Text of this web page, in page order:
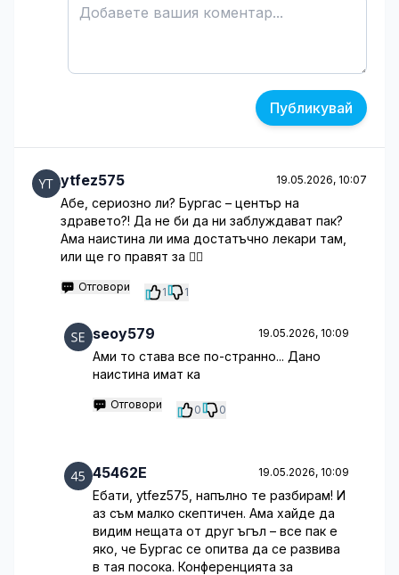
Публикувай
ytfez575 19.05.2026, 10:07
Абе, сериозно ли? Бургас – център на
здравето?! Да не би да ни заблуждават пак?
Ама наистина ли има достатъчно лекари там,
или ще го правят за 🤦‍♂️
Отговори 1 1
seoy579 19.05.2026, 10:09
Ами то става все по-странно... Дано
наистина имат ка
Отговори 0 0
45462E 19.05.2026, 10:09
Ебати, ytfez575, напълно те разбирам! И
аз съм малко скептичен. Ама хайде да
видим нещата от друг ъгъл – все пак е
яко, че Бургас се опитва да се развива
в тая посока. Конференцията за